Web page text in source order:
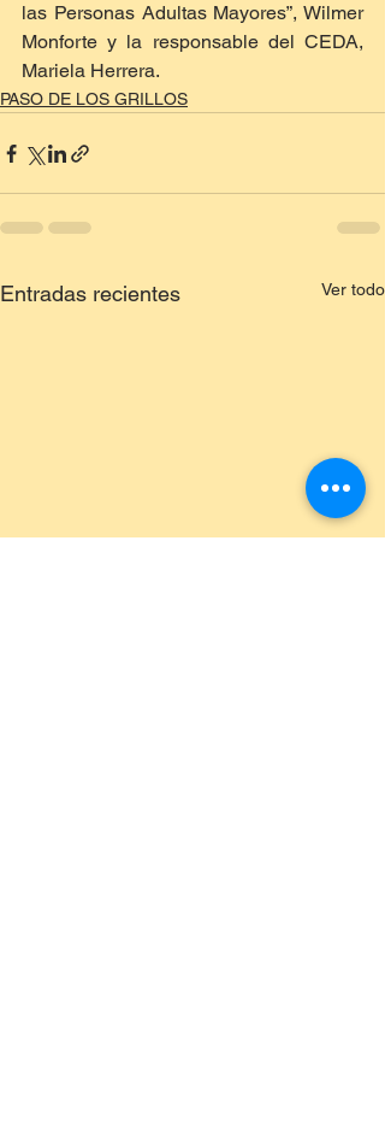
las Personas Adultas Mayores”, Wilmer
Monforte y la responsable del CEDA,
Mariela Herrera.
PASO DE LOS GRILLOS
Entradas recientes Ver todo